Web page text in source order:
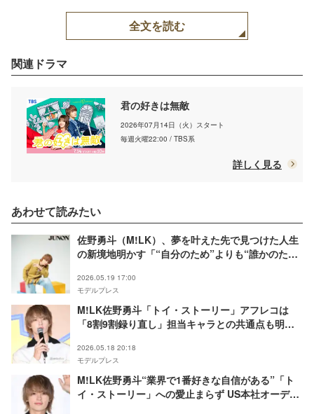
全文を読む
関連ドラマ
君の好きは無敵
2026年07月14日（火）スタート
毎週火曜22:00 / TBS系
詳しく見る
あわせて読みたい
佐野勇斗（M!LK）、夢を叶えた先で見つけた人生
の新境地明かす「“自分のため”よりも“誰かのた
2026.05.19 17:00
モデルプレス
M!LK佐野勇斗「トイ・ストーリー」アフレコは
「8割9割録り直し」担当キャラとの共通点も明か
2026.05.18 20:18
モデルプレス
M!LK佐野勇斗“業界で1番好きな自信がある”「ト
イ・ストーリー」への愛止まらず US本社オーディ